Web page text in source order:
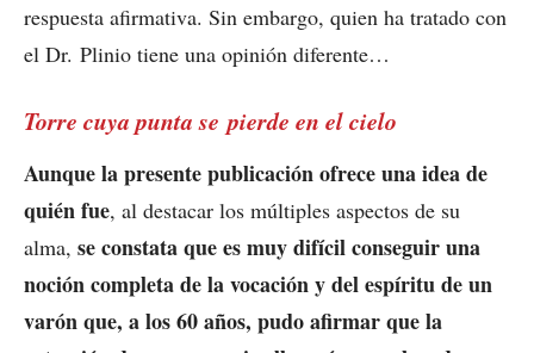
respuesta afirmativa. Sin embargo, quien ha tratado con
el Dr. Plinio tiene una opinión diferente…
Torre cuya punta se pierde en el cielo
Aunque la presente publicación ofrece una idea de
quién fue, al destacar los múltiples aspectos de su
alma, se constata que es muy difícil conseguir una
noción completa de la vocación y del espíritu de un
varón que, a los 60 años, pudo afirmar que la